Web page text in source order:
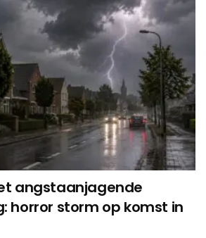
angstaanjagende
horror storm op komst in